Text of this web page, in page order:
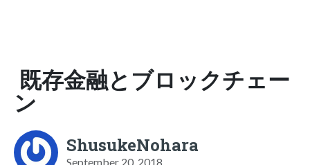
既存金融とブロックチェー
ン
ShusukeNohara
September 20, 2018